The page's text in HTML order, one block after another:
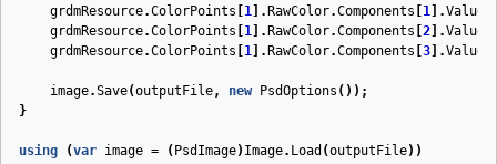
grdmResource.ColorPoints 1 ]. RawColor.Components 1 ].Value
grdmResource.ColorPoints 1 ]. RawColor.Components 2 ].Value
grdmResource.ColorPoints 1 ]. RawColor.Components 3 ].Value
image.Save(outputFile, new PsdOptions ());
}
using (var image = ( PsdImage) Image. Load (outputFile))